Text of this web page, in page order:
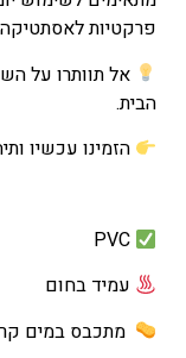
פרקטיות
אל תוותרו על
הבית.
הזמינו עכשיו
PVC
עמיד בחום
מתכבס במים